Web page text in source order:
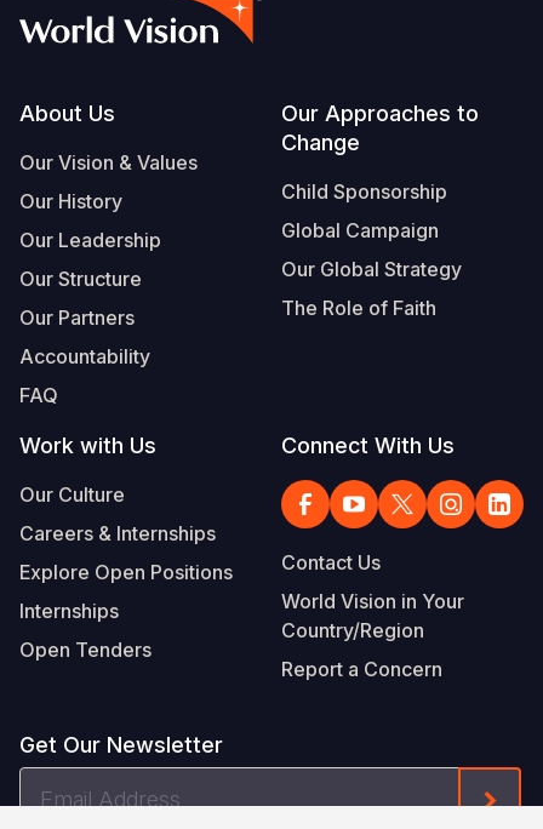
Footer
About Us
Our Vision & Values
Our History
Our Leadership
Our Structure
Our Partners
Accountability
FAQ
Our Approaches to
Change
Child Sponsorship
Global Campaign
Our Global Strategy
The Role of Faith
Work with Us
Our Culture
Careers & Internships
Explore Open Positions
Internships
Open Tenders
Connect With Us
Contact Us
World Vision in Your
Country/Region
Report a Concern
Get Our Newsletter